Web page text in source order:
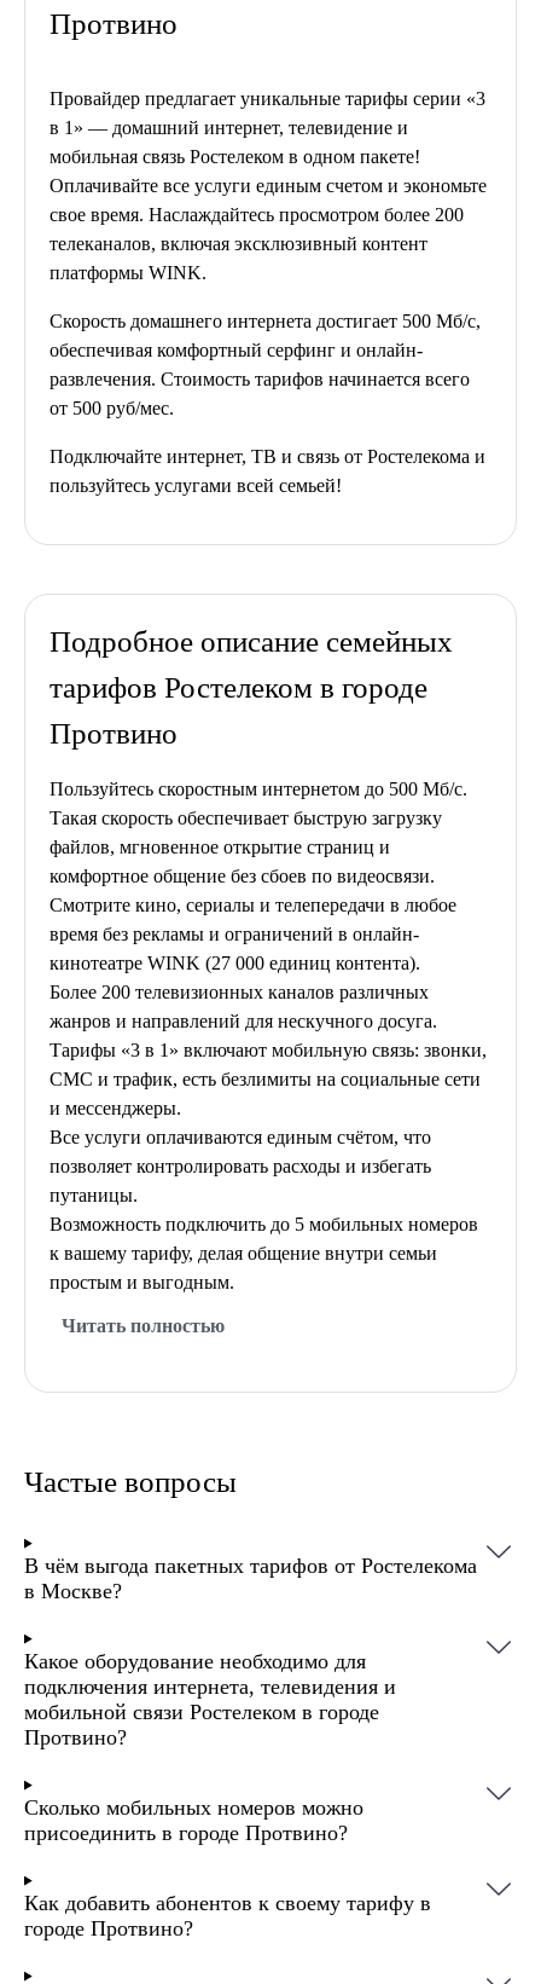
Протвино
Провайдер предлагает уникальные тарифы серии «3
в 1» — домашний интернет, телевидение и
мобильная связь Ростелеком в одном пакете!
Оплачивайте все услуги единым счетом и экономьте
свое время. Наслаждайтесь просмотром более 200
телеканалов, включая эксклюзивный контент
платформы WINK.
Скорость домашнего интернета достигает 500 Мб/с,
обеспечивая комфортный серфинг и онлайн-
развлечения. Стоимость тарифов начинается всего
от 500 руб/мес.
Подключайте интернет, ТВ и связь от Ростелекома и
пользуйтесь услугами всей семьей!
Подробное описание семейных
тарифов Ростелеком в городе
Протвино
Пользуйтесь скоростным интернетом до 500 Мб/с.
Такая скорость обеспечивает быструю загрузку
файлов, мгновенное открытие страниц и
комфортное общение без сбоев по видеосвязи.
Смотрите кино, сериалы и телепередачи в любое
время без рекламы и ограничений в онлайн-
кинотеатре WINK (27 000 единиц контента).
Более 200 телевизионных каналов различных
жанров и направлений для нескучного досуга.
Тарифы «3 в 1» включают мобильную связь: звонки,
СМС и трафик, есть безлимиты на социальные сети
и мессенджеры.
Все услуги оплачиваются единым счётом, что
позволяет контролировать расходы и избегать
путаницы.
Возможность подключить до 5 мобильных номеров
к вашему тарифу, делая общение внутри семьи
простым и выгодным.
Читать полностью
родительский контроль и статический IP адрес.
льготных условиях. Ростелеком дает скидки на
месяцев.
Абоненты могут настроить группу «Семья».
Семейная группа Ростелеком объединяет до
используют общий пакет минут, СМС и
мобильного интернета. Плата за первый и
основного тарифа, третий и четвёртый номер
добавляются за дополнительную плату — 50
Частые вопросы
В чём выгода пакетных тарифов от Ростелекома
в Москве?
Какое оборудование необходимо для
подключения интернета, телевидения и
мобильной связи Ростелеком в городе
Протвино?
Сколько мобильных номеров можно
присоединить в городе Протвино?
Как добавить абонентов к своему тарифу в
городе Протвино?